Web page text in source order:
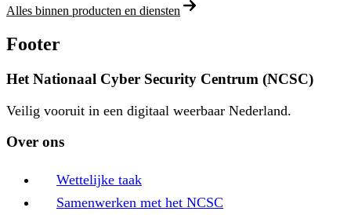
Alles binnen producten en diensten
Footer
Het Nationaal Cyber Security Centrum (NCSC)
Veilig vooruit in een digitaal weerbaar Nederland.
Over ons
Wettelijke taak
Samenwerken met het NCSC